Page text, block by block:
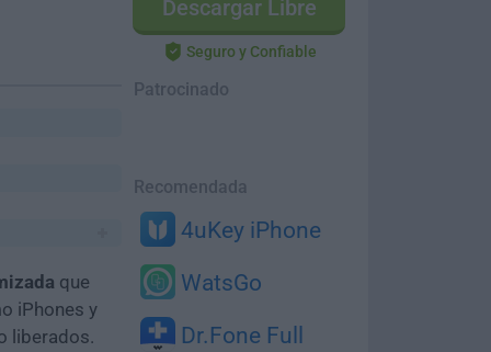
Descargar Libre
Seguro y Confiable
Patrocinado
Recomendada
4uKey iPhone
WatsGo
Dr.Fone Full
que
iPhones y
liberados.